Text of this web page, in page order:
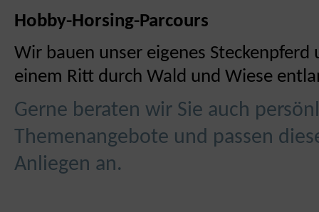
Hobby-Horsing-Parcours
Wir bauen unser eigenes
einem Ritt durch Wald und Wiese
Gerne beraten wir Sie auch
Themenangebote und passen
Anliegen an.